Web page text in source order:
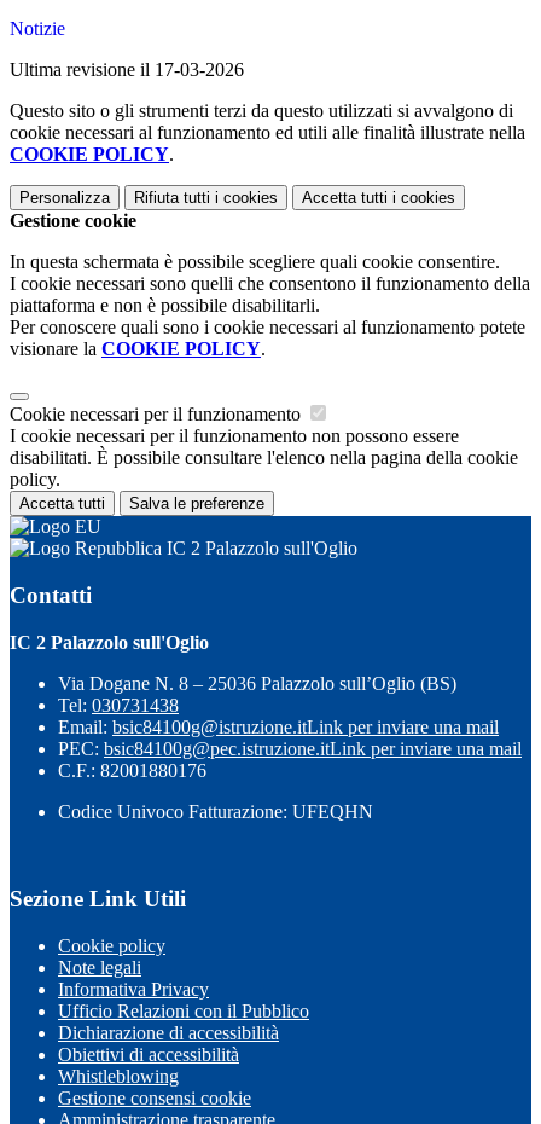
Notizie
Ultima revisione il 17-03-2026
Questo sito o gli strumenti terzi da questo utilizzati si avvalgono di
cookie necessari al funzionamento ed utili alle finalità illustrate nella
COOKIE POLICY.
Personalizza Rifiuta tutti i cookies Accetta tutti i cookies
Gestione cookie
In questa schermata è possibile scegliere quali cookie consentire.
I cookie necessari sono quelli che consentono il funzionamento della
piattaforma e non è possibile disabilitarli.
Per conoscere quali sono i cookie necessari al funzionamento potete
visionare la COOKIE POLICY.
Cookie necessari per il funzionamento
I cookie necessari per il funzionamento non possono essere
disabilitati. È possibile consultare l'elenco nella pagina della cookie
policy.
Accetta tutti Salva le preferenze
IC 2 Palazzolo sull'Oglio
Contatti
IC 2 Palazzolo sull'Oglio
Via Dogane N. 8 – 25036 Palazzolo sull’Oglio (BS)
Tel: 030731438
Email: bsic84100g@istruzione.itLink per inviare una mail
PEC: bsic84100g@pec.istruzione.itLink per inviare una mail
C.F.: 82001880176
Codice Univoco Fatturazione: UFEQHN
Sezione Link Utili
Cookie policy
Note legali
Informativa Privacy
Ufficio Relazioni con il Pubblico
Dichiarazione di accessibilità
Obiettivi di accessibilità
Whistleblowing
Gestione consensi cookie
Amministrazione trasparente